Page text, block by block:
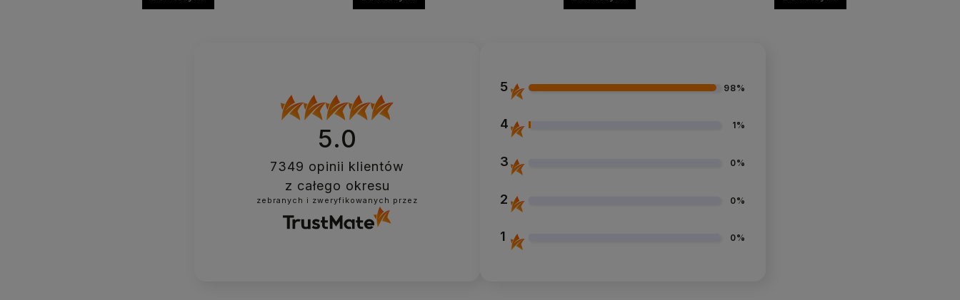
5.0
7349 opinii klientów
z całego okresu
zebranych i zweryfikowanych przez
5 98%
4 1%
3 0%
2 0%
1 0%